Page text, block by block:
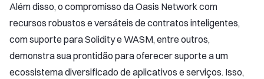
Além disso, o compromisso da Oasis Network com
recursos robustos e versáteis de contratos inteligentes,
com suporte para Solidity e WASM, entre outros,
demonstra sua prontidão para oferecer suporte a um
ecossistema diversificado de aplicativos e serviços. Isso,